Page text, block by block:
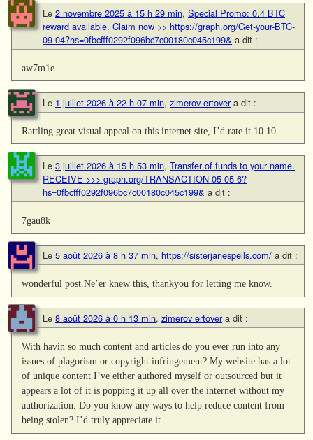
Le 2 novembre 2025 à 15 h 29 min, Special Promo: 0.4 BTC
reward available. Claim now >> https://graph.org/Get-your-BTC-
09-04?hs=0fbcfff0292f096bc7c00180c045c199& a dit :
aw7m1e
Le 1 juillet 2026 à 22 h 07 min, zimerov ertover a dit :
Rattling great visual appeal on this internet site, I’d rate it 10 10.
Le 3 juillet 2026 à 15 h 53 min, Transfer of funds to your name.
RECEIVE >>> graph.org/TRANSACTION-05-05-6?
hs=0fbcfff0292f096bc7c00180c045c199& a dit :
7gau8k
Le 5 août 2026 à 8 h 37 min, https://sisterjanespells.com/ a dit :
wonderful post.Ne’er knew this, thankyou for letting me know.
Le 8 août 2026 à 0 h 13 min, zimerov ertover a dit :
With havin so much content and articles do you ever run into any
issues of plagorism or copyright infringement? My website has a lot
of unique content I’ve either authored myself or outsourced but it
appears a lot of it is popping it up all over the internet without my
authorization. Do you know any ways to help reduce content from
being stolen? I’d truly appreciate it.